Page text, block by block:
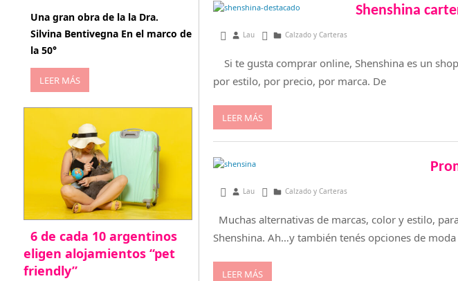
Shenshina
enero 16, 2013
Lau Calzado y Carteras
Si te gusta comprar online, Shenshina es un
por estilo, por precio, por marca. De
LEER MÁS
enero 2, 2013
Lau Calzado y Carteras
Muchas alternativas de marcas, color y estilo,
Shenshina. Ah…y también tenés opciones de
LEER MÁS
abril 29, 2026
Una gran obra de la la Dra.
Silvina Bentivegna En el marco de
la 50°
LEER MÁS
6 de cada 10 argentinos
eligen alojamientos “pet
friendly”